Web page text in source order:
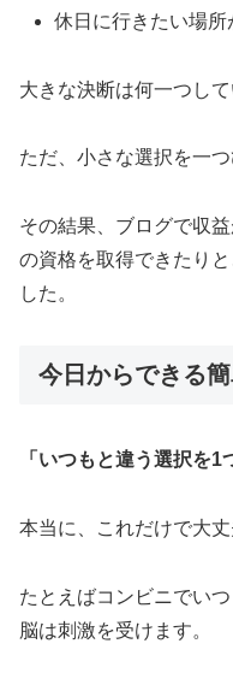
休日に行きたい場
大きな決断は何一つして
ただ、小さな選択を一
その結果、ブログで収
の資格を取得できたり
した。
今日からできる
「いつもと違う選択を1
本当に、これだけで大丈
たとえばコンビニでい
脳は刺激を受けます。